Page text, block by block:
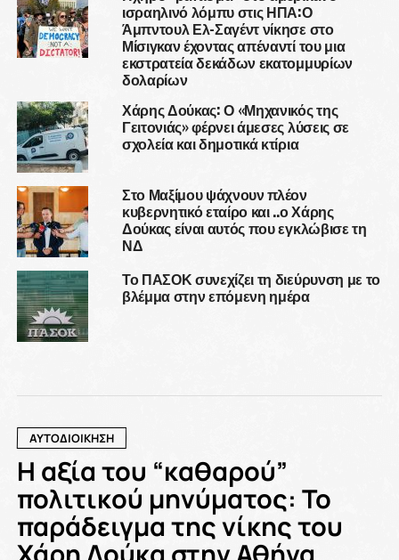
ισραηλινό λόμπυ στις ΗΠΑ:Ο
Άμπντουλ Ελ-Σαγέντ νίκησε στο
Μίσιγκαν έχοντας απέναντί του μια
εκστρατεία δεκάδων εκατομμυρίων
δολαρίων
Χάρης Δούκας: Ο «Μηχανικός της
Γειτονιάς» φέρνει άμεσες λύσεις σε
σχολεία και δημοτικά κτίρια
Στο Μαξίμου ψάχνουν πλέον
κυβερνητικό εταίρο και ..ο Χάρης
Δούκας είναι αυτός που εγκλώβισε τη
ΝΔ
Το ΠΑΣΟΚ συνεχίζει τη διεύρυνση με το
βλέμμα στην επόμενη ημέρα
ΑΥΤΟΔΙΟΙΚΗΣΗ
Η αξία του “καθαρού”
πολιτικού μηνύματος: Το
παράδειγμα της νίκης του